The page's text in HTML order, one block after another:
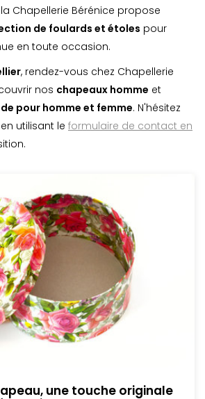
la Chapellerie Bérénice propose
de foulards et étoles pour
en toute occasion.
, rendez-vous chez Chapellerie
nos chapeaux homme et
pour homme et femme. N'hésitez
utilisant le formulaire de contact en
une touche originale